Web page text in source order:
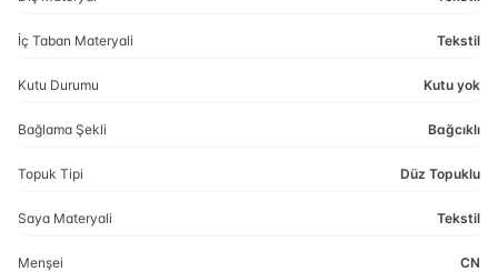
İç Taban Materyali Tekstil
Kutu Durumu Kutu yok
Bağlama Şekli Bağcıklı
Topuk Tipi Düz Topuklu
Saya Materyali Tekstil
Menşei CN